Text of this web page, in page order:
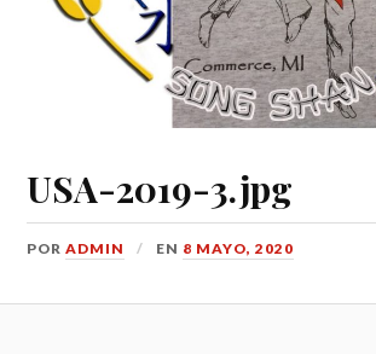
USA-2019-3.jpg
PORADMIN EN 8 MAYO, 2020